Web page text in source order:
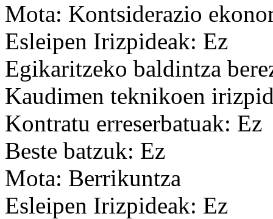
Mota: Kontsiderazio
Esleipen Irizpideak: Ez
Egikaritzeko baldintza
Kaudimen teknikoen
Kontratu erreserbatuak: Ez
Beste batzuk: Ez
Mota: Berrikuntza
Esleipen Irizpideak: Ez